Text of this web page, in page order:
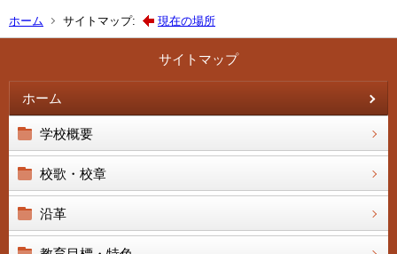
ホーム サイトマップ: 現在の場所
サイトマップ
ホーム
学校概要
校歌・校章
沿革